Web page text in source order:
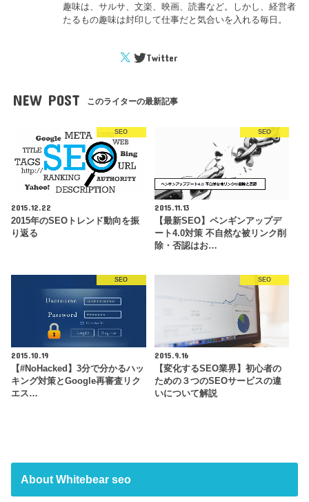
趣味は、サルサ、文楽、映画、読書など。しかし、経営者
たるもの趣味は封印して仕事だと気合いを入れる毎日。
Twitter
NEW POST このライターの最新記事
SEO
2015.12.22
2015年のSEOトレンド動向を振
り返る
SEO
2015.11.13
【最新SEO】ペンギンアップデ
ート4.0対策 不自然な被リンク削
除・否認はお…
SEO
2015.10.19
【#NoHacked】3分で分かるハッ
キング対策とGoogle再審査リク
エス…
SEO
2015.9.16
【変化するSEO業界】初心者の
ための３つのSEOサービスの違
いについて解説
About Whitebear seo